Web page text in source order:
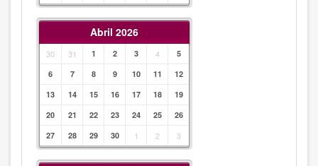
Abril 2026
30 31 1 2 3 4
5
6
7 8 9 10 11
12
13
14 15 16 17 18
19
20
21 22 23 24 25
26
27
28 29 30 1 2 3